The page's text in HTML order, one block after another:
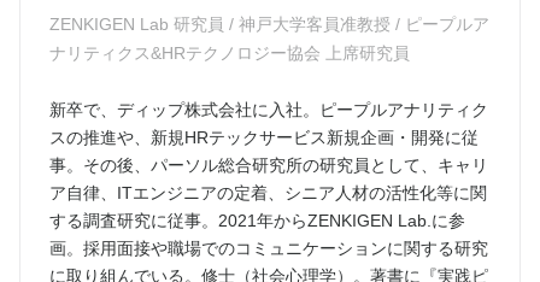
ZENKIGEN Lab 研究員 / 神戸大学客員准教授 / ピープルア
ナリティクス&HRテクノロジー協会 上席研究員
新卒で、ディップ株式会社に入社。ピープルアナリティク
スの推進や、新規HRテックサービス新規企画・開発に従
事。その後、パーソル総合研究所の研究員として、キャリ
ア自律、ITエンジニアの定着、シニア人材の活性化等に関
する調査研究に従事。2021年からZENKIGEN Lab.に参
画。採用面接や職場でのコミュニケーションに関する研究
に取り組んでいる。修士（社会心理学）。著書に『実践ピ